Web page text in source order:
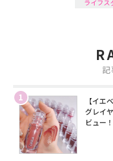
ライフス
1
【イエ
グレイ
ビュー！